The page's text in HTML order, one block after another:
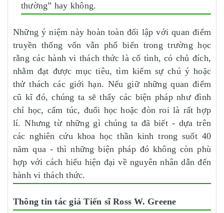
thường” hay không.
Những ý niệm này hoàn toàn đối lập với quan điểm
truyền thống vốn vẫn phổ biến trong trường học
rằng các hành vi thách thức là cố tình, có chủ đích,
nhằm đạt được mục tiêu, tìm kiếm sự chú ý hoặc
thử thách các giới hạn. Nếu giữ những quan điểm
cũ kĩ đó, chúng ta sẽ thấy các biện pháp như đình
chỉ học, cấm túc, đuổi học hoặc đòn roi là rất hợp
lí. Nhưng từ những gì chúng ta đã biết - dựa trên
các nghiên cứu khoa học thần kinh trong suốt 40
năm qua - thì những biện pháp đó không còn phù
hợp với cách hiểu hiện đại về nguyên nhân dẫn đến
hành vi thách thức.
Thông tin tác giả Tiến sĩ Ross W. Greene